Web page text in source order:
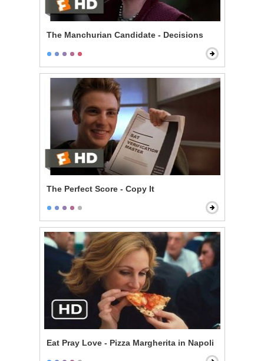
The Manchurian Candidate - Decisions
The Perfect Score - Copy It
Eat Pray Love - Pizza Margherita in Napoli